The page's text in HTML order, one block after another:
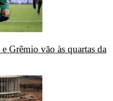
Grêmio vão às quartas da